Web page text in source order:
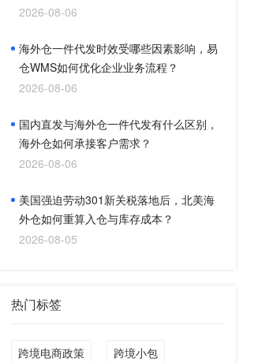
2026-08-06
海外仓一件代发时效受哪些因素影响，易
仓WMS如何优化企业业务流程？
2026-08-06
国内直发与海外仓一件代发有什么区别，
海外仓如何承接客户需求？
2026-08-06
美国强迫劳动301新关税落地后，北美海
外仓如何重算入仓与库存成本？
2026-08-05
热门标签
跨境电商政策 跨境小包